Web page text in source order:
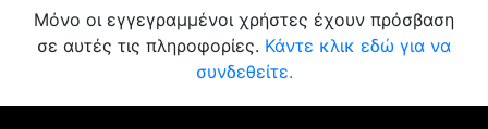
Μόνο οι εγγεγραμμένοι χρήστες έχουν πρόσβαση
σε αυτές τις πληροφορίες. Κάντε κλικ εδώ για να
συνδεθείτε.